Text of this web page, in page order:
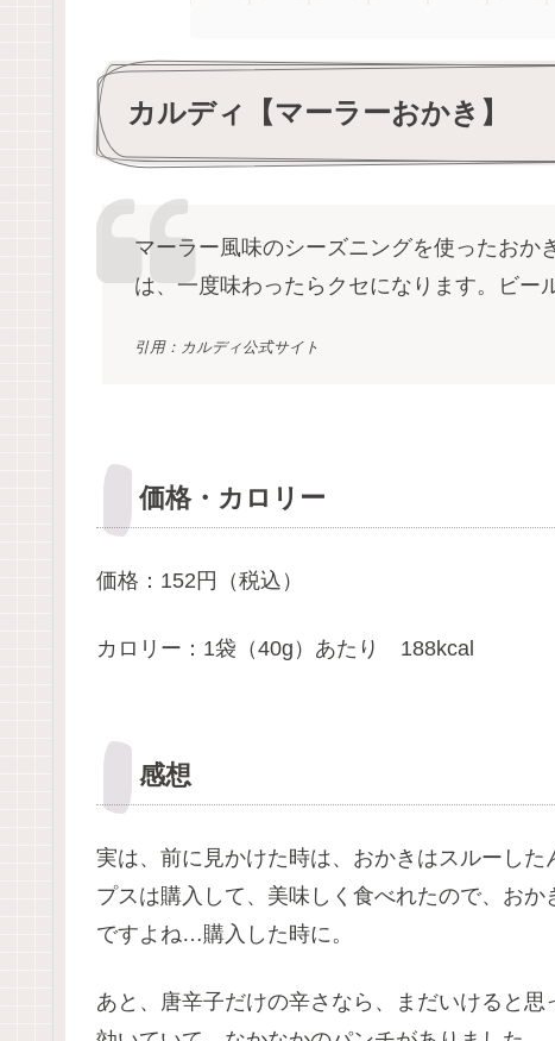
カルディ【マーラーおかき】
マーラー風味のシーズニングを使ったおか
は、一度味わったらクセになります。ビ
引用：カルディ公式サイト
価格・カロリー
価格：152円（税込）
カロリー：1袋（40g）あたり 188kcal
感想
実は、前に見かけた時は、おかきはスルーし
プスは購入して、美味しく食べれたので、お
ですよね…購入した時に。
あと、唐辛子だけの辛さなら、まだいけると